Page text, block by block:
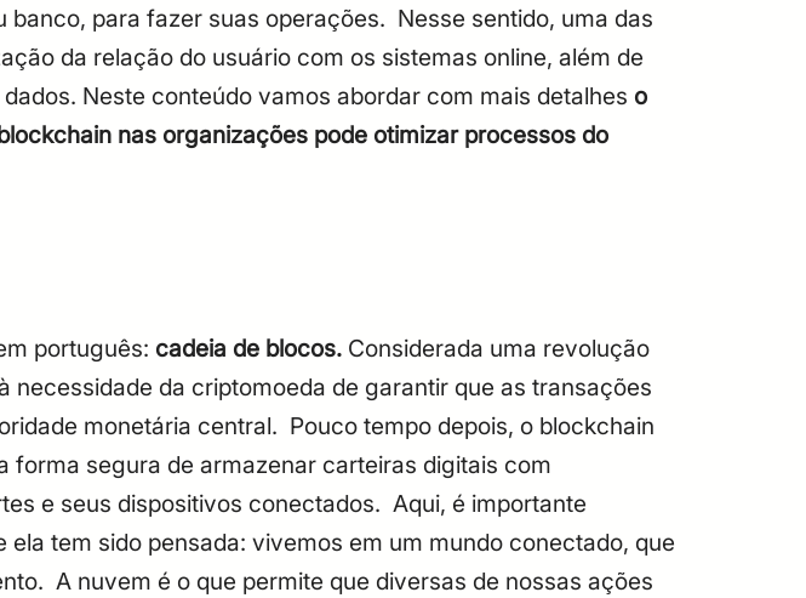
para fazer suas operações. Nesse sentido, uma das
da relação do usuário com os sistemas online, além de
Neste conteúdo vamos abordar com mais detalhes o
nas organizações pode otimizar processos do
português: cadeia de blocos. Considerada uma revolução
necessidade da criptomoeda de garantir que as transações
monetária central. Pouco tempo depois, o blockchain
forma segura de armazenar carteiras digitais com
e seus dispositivos conectados. Aqui, é importante
tem sido pensada: vivemos em um mundo conectado, que
A nuvem é o que permite que diversas de nossas ações